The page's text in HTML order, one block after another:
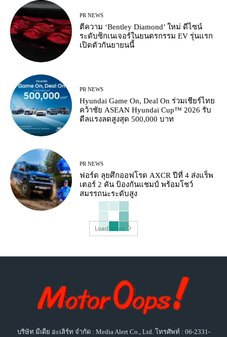
PR NEWS
ตีความ ‘Bentley Diamond’ ใหม่ ดีไซน์
ระดับซิกเนเจอร์ในยนตรกรรม EV รุ่นแรก
เปิดตัวกันยายนนี้
PR NEWS
Hyundai Game On, Deal On ร่วมเชียร์ไทย
คว้าชัย ASEAN Hyundai Cup™ 2026 รับ
ดีลแรงลดสูงสุด 500,000 บาท
PR NEWS
ฟอร์ด ลุยศึกออฟโรด AXCR ปีที่ 4 ส่งแร็พ
เตอร์ 2 คัน ป้องกันแชมป์ พร้อมโชว์
สมรรถนะระดับสูง
Load more
บริษัท มีเดีย อะเลิร์ท จำกัด : Media Alert Co., Ltd. โทรศัพท์ : 06-2331-